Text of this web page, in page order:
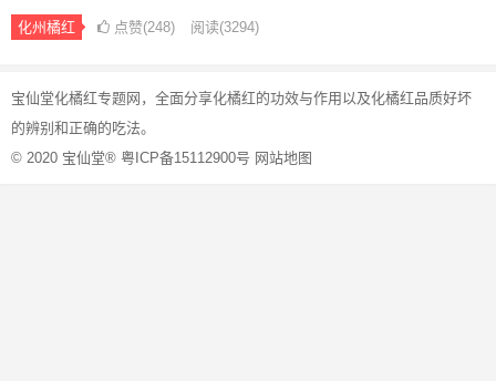
究》：随着化州柚幼果直径的增大,其柚皮苷
百分含量呈下降趋势也就是说化橘红果子长
状，化橘红小果有效成份含量高，内部结构
密实，密度大。…
化州橘红 点赞(248) 阅读(3294)
章
导
宝仙堂化橘红专题网，全面分享化橘红的功效与作用 以及化橘红品质好坏
的辨别和正确的吃法。
© 2020 宝仙堂® 粤ICP备15112900号 网站地图